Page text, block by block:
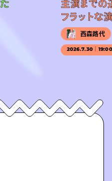
主演までの
フラットな
西森路代
2026.7.30｜